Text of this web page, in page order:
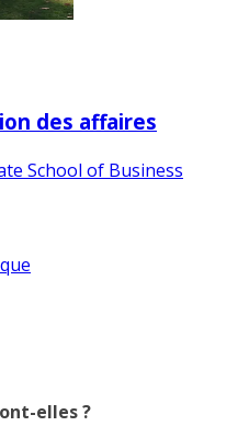
des affaires
School of Business
elles ?